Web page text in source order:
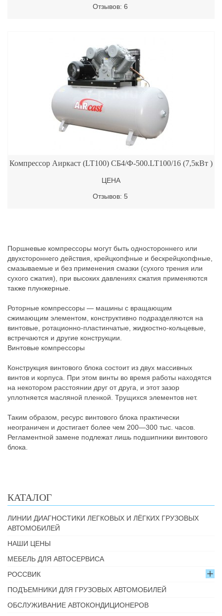
Отзывов: 6
Компрессор Аиркаст (LT100) СБ4/Ф-500.LT100/16 (7,5кВт )
ЦЕНА
Отзывов: 5
Поршневые компрессоры могут быть одностороннего или
двухстороннего действия, крейцкопфные и бескрейцкопфные,
смазываемые и без применения смазки (сухого трения или
сухого сжатия), при высоких давлениях сжатия применяются
также плунжерные.
Роторные компрессоры — машины с вращающим
сжимающим элементом, конструктивно подразделяются на
винтовые, ротационно-пластинчатые, жидкостно-кольцевые,
встречаются и другие конструкции.
Винтовые компрессоры
Конструкция винтового блока состоит из двух массивных
винтов и корпуса. При этом винты во время работы находятся
на некотором расстоянии друг от друга, и этот зазор
уплотняется масляной пленкой. Трущихся элементов нет.
Таким образом, ресурс винтового блока практически
неограничен и достигает более чем 200—300 тыс. часов.
Регламентной замене подлежат лишь подшипники винтового
блока.
КАТАЛОГ
ЛИНИИ ДИАГНОСТИКИ ЛЕГКОВЫХ И ЛЁГКИХ ГРУЗОВЫХ
АВТОМОБИЛЕЙ
НАШИ ЦЕНЫ
МЕБЕЛЬ ДЛЯ АВТОСЕРВИСА
РОССВИК
ПОДЪЕМНИКИ ДЛЯ ГРУЗОВЫХ АВТОМОБИЛЕЙ
ОБСЛУЖИВАНИЕ АВТОКОНДИЦИОНЕРОВ